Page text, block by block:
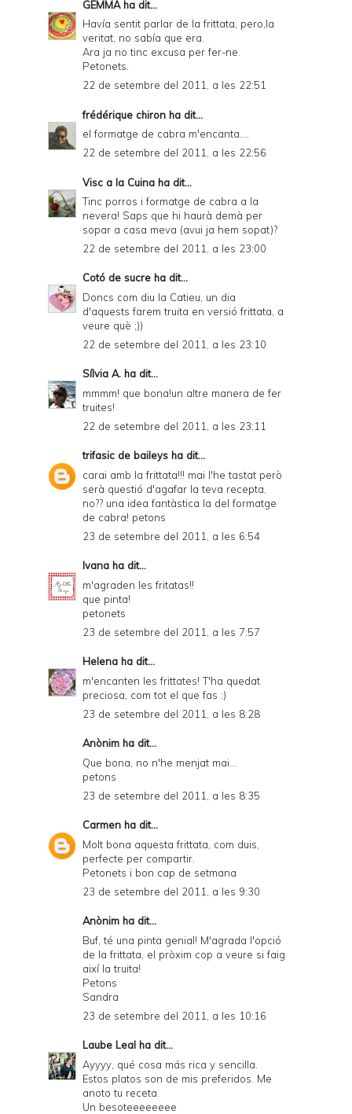
GEMMAha dit...
Havía sentit parlar de la frittata, pero,la
veritat, no sabía que era.
Ara ja no tinc excusa per fer-ne.
Petonets.
22 de setembre del 2011, a les 22:51
frédérique chiron ha dit...
el formatge de cabra m'encanta....
22 de setembre del 2011, a les 22:56
Visc a la Cuina ha dit...
Tinc porros i formatge de cabra a la
nevera! Saps que hi haurà demà per
sopar a casa meva (avui ja hem sopat)?
22 de setembre del 2011, a les 23:00
Cotó de sucre ha dit...
Doncs com diu la Catieu, un dia
d'aquests farem truita en versió frittata, a
veure què ;))
22 de setembre del 2011, a les 23:10
Sílvia A. ha dit...
mmmm! que bona!un altre manera de fer
truites!
22 de setembre del 2011, a les 23:11
trifasic de baileys ha dit...
carai amb la frittata!!! mai l'he tastat però
serà questió d'agafar la teva recepta,
no?? una idea fantàstica la del formatge
de cabra! petons
23 de setembre del 2011, a les 6:54
Ivana ha dit...
m'agraden les fritatas!!
que pinta!
petonets
23 de setembre del 2011, a les 7:57
Helena ha dit...
m'encanten les frittates! T'ha quedat
preciosa, com tot el que fas :)
23 de setembre del 2011, a les 8:28
Anònim ha dit...
Que bona, no n'he menjat mai...
petons
23 de setembre del 2011, a les 8:35
Carmen ha dit...
Molt bona aquesta frittata, com duis,
perfecte per compartir.
Petonets i bon cap de setmana
23 de setembre del 2011, a les 9:30
Anònim ha dit...
Buf, té una pinta genial! M'agrada l'opció
de la frittata, el pròxim cop a veure si faig
així la truita!
Petons
Sandra
23 de setembre del 2011, a les 10:16
Laube Leal ha dit...
Ayyyy, qué cosa más rica y sencilla.
Estos platos son de mis preferidos. Me
anoto tu receta.
Un besoteeeeeeee